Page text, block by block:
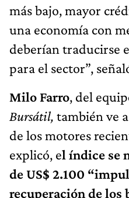
más bajo, mayor
una economía con
deberían traducirse
para el sector”,
Milo Farro, del
Bursátil, también ve
de los motores
explicó, el índice se
de US$ 2.100
recuperación de los